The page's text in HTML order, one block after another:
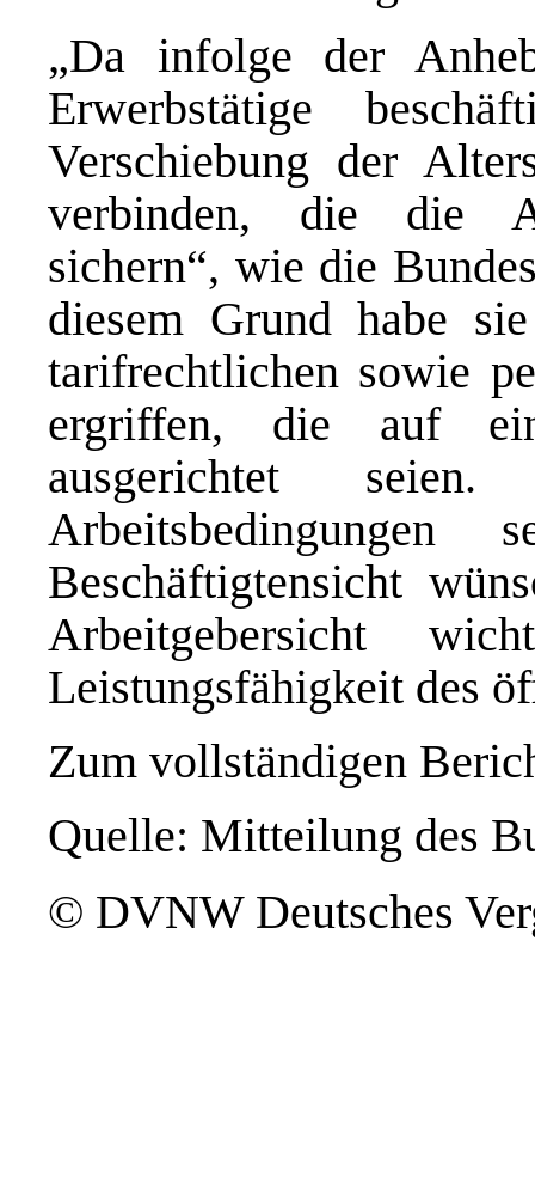
„Da infolge der
Erwerbstätige
Verschiebung der
verbinden, die die
sichern“, wie die
diesem Grund habe
tarifrechtlichen sowie
ergriffen, die auf
ausgerichtet
Beschäftigtensicht
Arbeitgebersicht
Leistungsfähigkeit des
Zum vollständigen
Quelle: Mitteilung des